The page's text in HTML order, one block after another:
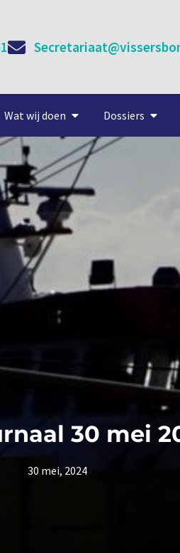
Wat wij doen Dossiers
30 mei
30 mei, 2024